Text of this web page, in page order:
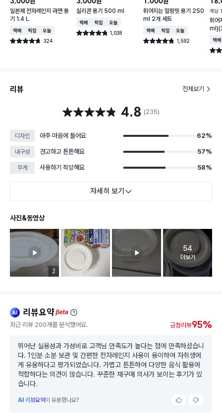
일본제 전자레인지 라면 용
기 1.4 L
택배배송매장픽업오늘배송
별점 4.7점 324
건 작성
실리콘 용기 500 ml
택배배송매장픽업오늘배송
별점 4.8점 1,038
건 작성
휘어지는 말랑핏 용기 250
ml 2개 세트
택배배송매장픽업오늘배송
별점 4.8점 1,592
건 작성
개당
휘어
택배
별점
리뷰 전체보기
별점 4.8점 4.8 (235)
디자인 아주 마음에 들어요 62%
내구성 견고하고 튼튼해요 57%
무게 사용하기 적당해요 58%
자세히 보기
사진&동영상
리뷰 이미지 등록 개수
2
고객 리뷰
54
더보기
ai 리뷰요약beta
최근 리뷰 200개를 분석했어요. 긍정리뷰95%
뛰어난 실용성과 가성비로 고객님 만족도가 높다는 점에 만족하셨습니
다. 1인분 소분 보관 및 간편한 전자레인지 사용이 용이하여 자취생에
게 유용하다고 평가되었습니다. 가볍고 튼튼하여 다양한 음식 활용에
적합하다는 의견이 많습니다. 꾸준한 재구매 의사가 보이는 후기가 있
습니다.
AI 리뷰요약이 유용했나요?